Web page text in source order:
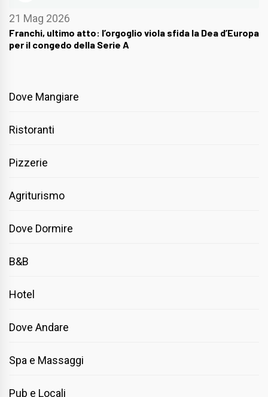
21 Mag 2026
Franchi, ultimo atto: l’orgoglio viola sfida la Dea d’Europa
per il congedo della Serie A
Dove Mangiare
Ristoranti
Pizzerie
Agriturismo
Dove Dormire
B&B
Hotel
Dove Andare
Spa e Massaggi
Pub e Locali